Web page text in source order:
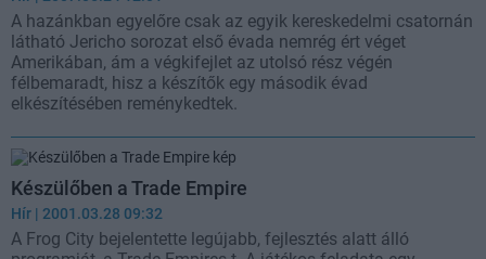
A hazánkban egyelőre csak az egyik kereskedelmi csatornán
látható Jericho sorozat első évada nemrég ért véget
Amerikában, ám a végkifejlet az utolsó rész végén
félbemaradt, hisz a készítők egy második évad
elkészítésében reménykedtek.
Készülőben a Trade Empire
Hír | 2001.03.28 09:32
A Frog City bejelentette legújabb, fejlesztés alatt álló